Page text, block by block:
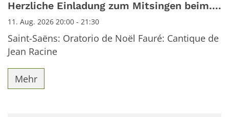
Herzliche Einladung zum Mitsingen beim....
11. Aug. 2026 20:00 - 21:30
Saint-Saëns: Oratorio de Noël Fauré: Cantique de
Jean Racine
Mehr